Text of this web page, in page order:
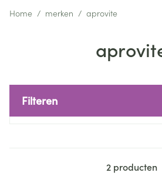
Home / merken / aprovite
Filteren
2producten